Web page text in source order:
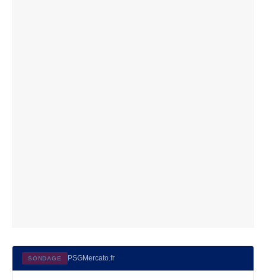
SONDAGE PSGMercato.fr